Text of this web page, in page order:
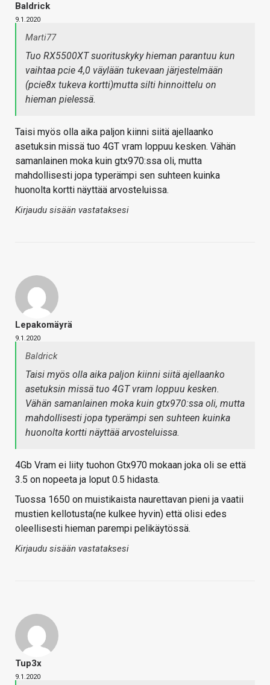
Baldrick
9.1.2020
Marti77
Tuo RX5500XT suorituskyky hieman parantuu kun
vaihtaa pcie 4,0 väylään tukevaan järjestelmään
(pcie8x tukeva kortti)mutta silti hinnoittelu on
hieman pielessä.
Taisi myös olla aika paljon kiinni siitä ajellaanko
asetuksin missä tuo 4GT vram loppuu kesken. Vähän
samanlainen moka kuin gtx970:ssa oli, mutta
mahdollisesti jopa typerämpi sen suhteen kuinka
huonolta kortti näyttää arvosteluissa.
Kirjaudu sisään vastataksesi
Lepakomäyrä
9.1.2020
Baldrick
Taisi myös olla aika paljon kiinni siitä ajellaanko
asetuksin missä tuo 4GT vram loppuu kesken.
Vähän samanlainen moka kuin gtx970:ssa oli, mutta
mahdollisesti jopa typerämpi sen suhteen kuinka
huonolta kortti näyttää arvosteluissa.
4Gb Vram ei liity tuohon Gtx970 mokaan joka oli se että
3.5 on nopeeta ja loput 0.5 hidasta.
Tuossa 1650 on muistikaista naurettavan pieni ja vaatii
mustien kellotusta(ne kulkee hyvin) että olisi edes
oleellisesti hieman parempi pelikäytössä.
Kirjaudu sisään vastataksesi
Tup3x
9.1.2020